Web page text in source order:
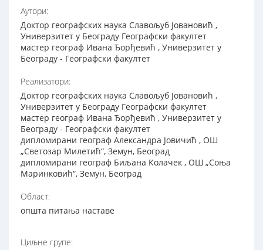
Аутори:
Доктор географских наука Славољуб Јовановић ,
Универзитет у Београду Географски факултет
мастер географ Ивана Ђорђевић , Универзитет у
Београду - Географски факултет
Реализатори:
Доктор географских наука Славољуб Јовановић ,
Универзитет у Београду Географски факултет
мастер географ Ивана Ђорђевић , Универзитет у
Београду - Географски факултет
дипломирани географ Александра Јовичић , ОШ
„Светозар Милетић“, Земун, Београд
дипломирани географ Биљана Колачек , ОШ „Соња
Маринковић“, Земун, Београд
Област:
општа питања наставе
Циљне групе: